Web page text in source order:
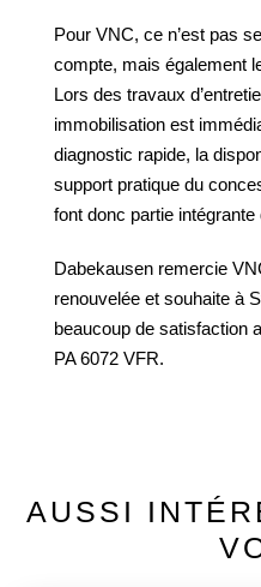
Pour VNC, ce n’est pas
compte, mais également
Lors des travaux
immobilisation est
diagnostic rapide, la
support pratique du
font donc partie intégrante
Dabekausen remercie
renouvelée et souhaite à
beaucoup de satisfaction
PA 6072 VFR.
AUSSI